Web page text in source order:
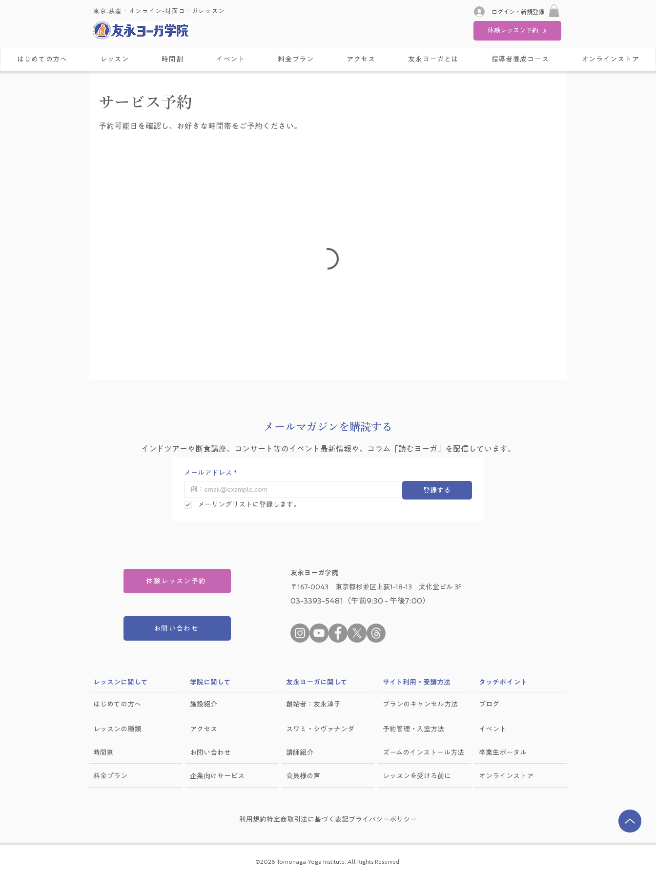
東京,荻窪 : ​オンライン-対面ヨーガレッスン ログイン・新規登録
体験レッスン予約
はじめての方へ レッスン 時間割 イベント 料金プラン アクセス 友永ヨーガとは 指導者養成コース オンラインストア
サービス予約
予約可能日を確認し、お好きな時間帯をご予約ください。
​メールマガジンを購読する
インドツアーや断食講座、コンサート等のイベント最新情報や、コラム「読むヨーガ」を配信しています。
メールアドレス *
登録する
メーリングリストに登録します。
体験レッスン予約
お問い合わせ
友永ヨーガ学院
〒167-0043 東京都杉並区上荻1-18-13 文化堂ビル 3F
03-3393-5481（午前9:30 - 午後7:00）
​レッスンに関して
はじめての方へ
レッスンの種類
時間割
料金プラン
学院に関して
施設紹介
アクセス
お問い合わせ
​企業向けサービス
​友永ヨーガに関して
創始者：友永淳子
スワミ・シヴァナンダ
講師紹介
会員様の声
サイト利用・受講方法
プランのキャンセル方法
予約管理・入室方法
ズームのインストール方法
レッスンを受ける前に
​タッチポイント
ブログ
イベント
卒業生ポータル
オンラインストア
利用規約特定商取引法に基づく表記プライバシーポリシー
©2026 Tomonaga Yoga Institute, All Rights Reserved.